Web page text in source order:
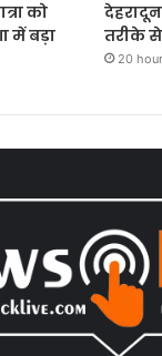
को
में बड़ा
तरीके से
20